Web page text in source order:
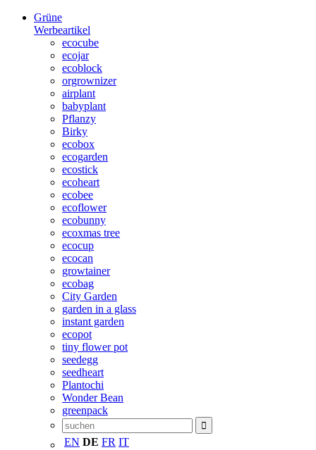
Grüne
Werbeartikel
ecocube
ecojar
ecoblock
orgrownizer
airplant
babyplant
Pflanzy
Birky
ecobox
ecogarden
ecostick
ecoheart
ecobee
ecoflower
ecobunny
ecoxmas tree
ecocup
ecocan
growtainer
ecobag
City Garden
garden in a glass
instant garden
ecopot
tiny flower pot
seedegg
seedheart
Plantochi
Wonder Bean
greenpack
EN DE FR IT